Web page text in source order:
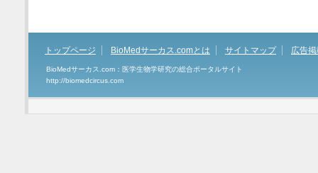
トップページ BioMedサーカス.comとは サイトマップ 広告
BioMedサーカス.com：医学生物学研究の総合ポータルサイト
http://biomedcircus.com